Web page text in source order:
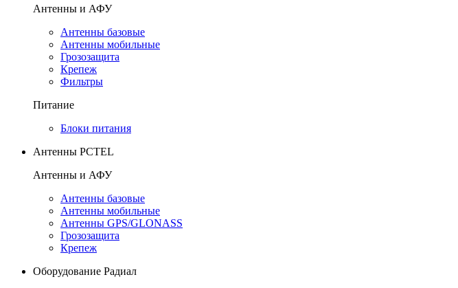
Антенны и АФУ
Антенны базовые
Антенны мобильные
Грозозащита
Крепеж
Фильтры
Питание
Блоки питания
Антенны PCTEL
Антенны и АФУ
Антенны базовые
Антенны мобильные
Антенны GPS/GLONASS
Грозозащита
Крепеж
Оборудование Радиал